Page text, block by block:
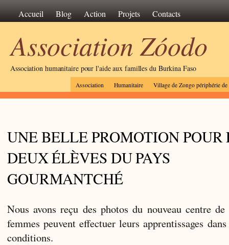
Accueil Blog Action Projets Contacts
Association Zóodo
Association humanitaire pour l'aide aux familles du Burkina Faso
Association Humanitaire Village de Zongo périphérie de
UNE BELLE PROMOTION POUR
DEUX ÉLÈVES DU PAYS
GOURMANTCHÉ
Nous avons reçu des photos du nouveau centre
femmes peuvent effectuer leurs apprentissages
conditions.